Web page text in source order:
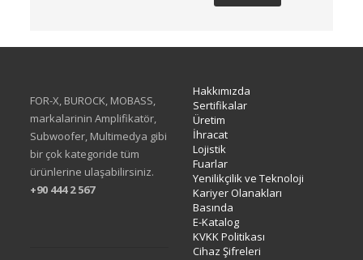
FOR-X, BUROCK, MOBASS,
markalarinin Amplifikatör,
Subwoofer, Multimedya gibi
bir çok kategoride tüm
ürünlerine ulaşabilirsiniz.
+90 444 2 567
Hakkımızda
Sertifikalar
Üretim
İhracat
Lojistik
Fuarlar
Yenilikçilik ve Teknoloji
Kariyer Olanakları
Basında
E-Katalog
KVKK Politikası
Cihaz Şifreleri